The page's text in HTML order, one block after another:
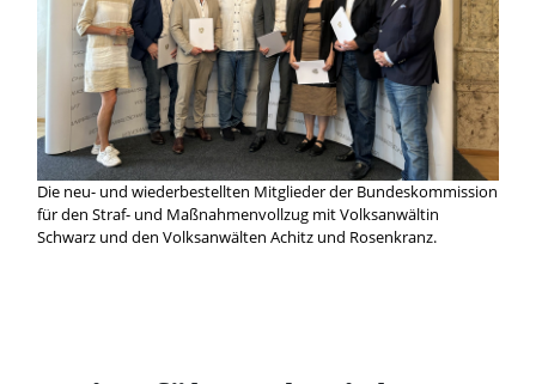
Die neu- und wiederbestellten Mitglieder der Bundeskommission
für den Straf- und Maßnahmenvollzug mit Volksanwältin
Schwarz und den Volksanwälten Achitz und Rosenkranz.